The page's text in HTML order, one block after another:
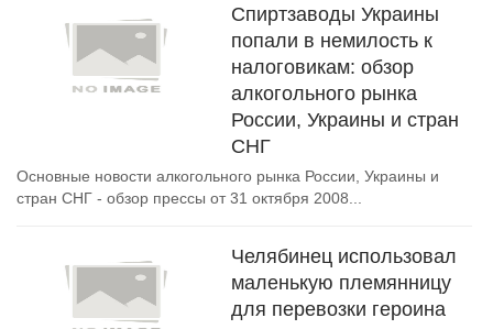
Спиртзаводы Украины
попали в немилость к
налоговикам: обзор
алкогольного рынка
России, Украины и стран
СНГ
Основные новости алкогольного рынка России, Украины и
стран СНГ - обзор прессы от 31 октября 2008...
Челябинец использовал
маленькую племянницу
для перевозки героина